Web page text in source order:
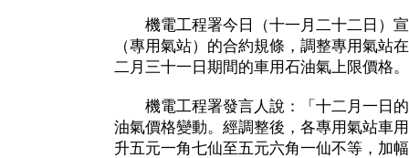
機電工程署今日（十一月二十二日）宣
（專用氣站）的合約規條，調整專用氣站
二月三十一日期間的車用石油氣上限價格。
機電工程署發言人說：「十二月一日的
油氣價格變動。經調整後，各專用氣站車
升五元一角七仙至五元六角一仙不等，加